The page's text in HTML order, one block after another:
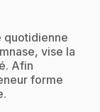
quotidienne
vise la
Afin
forme